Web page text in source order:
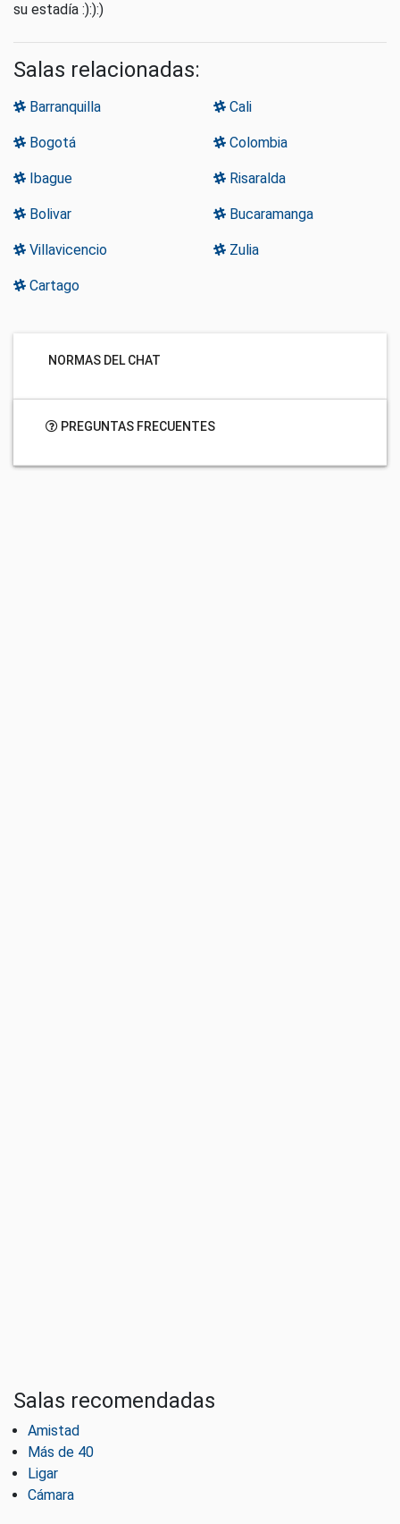
su estadía :):):)
Salas relacionadas:
Barranquilla Cali
Bogotá Colombia
Ibague Risaralda
Bolivar Bucaramanga
Villavicencio Zulia
Cartago
NORMAS DEL CHAT
PREGUNTAS FRECUENTES
Salas recomendadas
Amistad
Más de 40
Ligar
Cámara